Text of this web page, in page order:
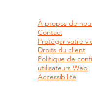
À propos de
Contact
Protéger votre
Droits du client
Politique de
utilisateurs Web
Accessibilité